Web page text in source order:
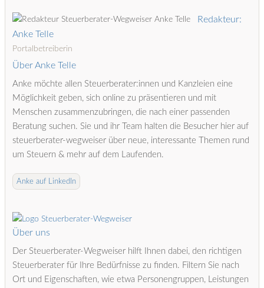
Redakteur:
Anke Telle
Portalbetreiberin
Über Anke Telle
Anke möchte allen Steuerberater:innen und Kanzleien eine
Möglichkeit geben, sich online zu präsentieren und mit
Menschen zusammenzubringen, die nach einer passenden
Beratung suchen. Sie und ihr Team halten die Besucher hier auf
steuerberater-wegweiser über neue, interessante Themen rund
um Steuern & mehr auf dem Laufenden.
Anke auf LinkedIn
Über uns
Der Steuerberater-Wegweiser hilft Ihnen dabei, den richtigen
Steuerberater für Ihre Bedürfnisse zu finden. Filtern Sie nach
Ort und Eigenschaften, wie etwa Personengruppen, Leistungen